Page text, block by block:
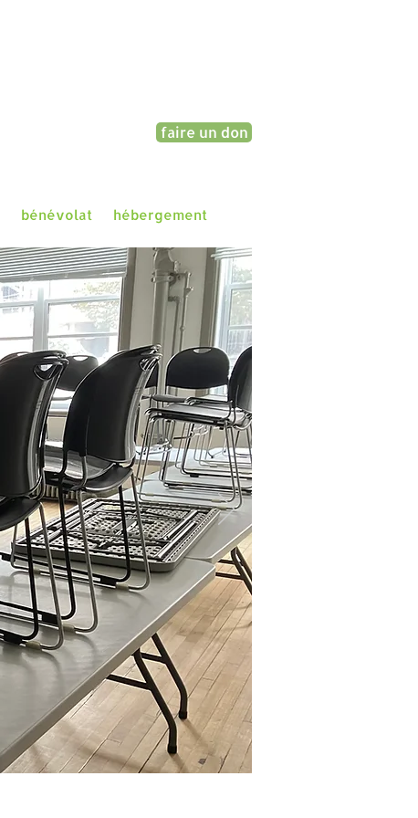
faire un don
hébergement
bénévolat